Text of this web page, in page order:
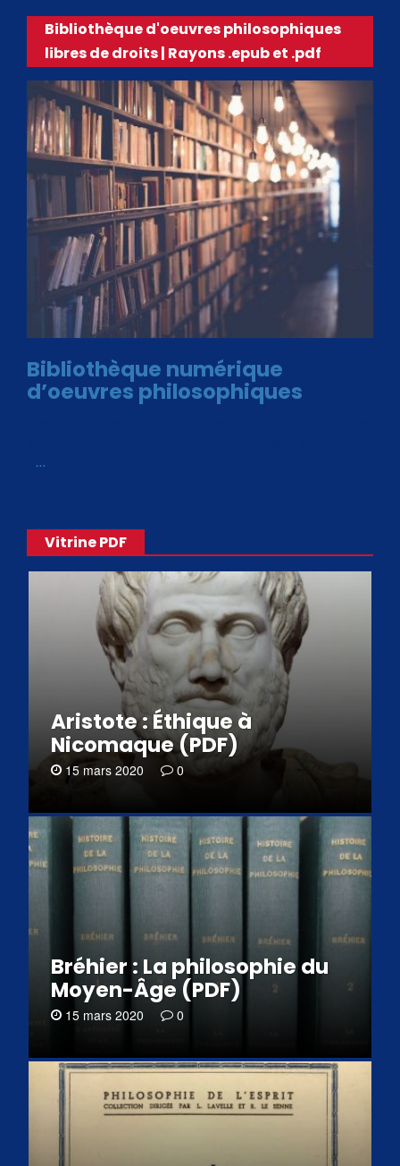
Bibliothèque d'oeuvres philosophiques
libres de droits | Rayons .epub et .pdf
Bibliothèque numérique
d’oeuvres philosophiques
…
Vitrine PDF
Aristote : Éthique à
Nicomaque (PDF)
15 mars 2020 0
Bréhier : La philosophie du
Moyen-Âge (PDF)
15 mars 2020 0